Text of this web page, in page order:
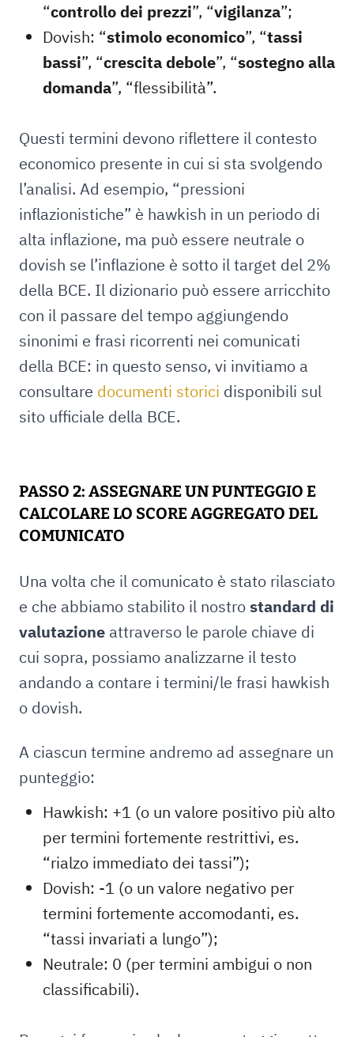
“controllo dei prezzi”, “vigilanza”;
Dovish: “stimolo economico”, “tassi
bassi”, “crescita debole”, “sostegno alla
domanda”, “flessibilità”.
Questi termini devono riflettere il contesto
economico presente in cui si sta svolgendo
l’analisi. Ad esempio, “pressioni
inflazionistiche” è hawkish in un periodo di
alta inflazione, ma può essere neutrale o
dovish se l’inflazione è sotto il target del 2%
della BCE. Il dizionario può essere arricchito
con il passare del tempo aggiungendo
sinonimi e frasi ricorrenti nei comunicati
della BCE: in questo senso, vi invitiamo a
consultare documenti storici disponibili sul
sito ufficiale della BCE.
PASSO 2: ASSEGNARE UN PUNTEGGIO E
CALCOLARE LO SCORE AGGREGATO DEL
COMUNICATO
Una volta che il comunicato è stato rilasciato
e che abbiamo stabilito il nostrostandard di
valutazione attraverso le parole chiave di
cui sopra, possiamo analizzarne il testo
andando a contare i termini/le frasi hawkish
o dovish.
A ciascun termine andremo ad assegnare un
punteggio:
Hawkish: +1 (o un valore positivo più alto
per termini fortemente restrittivi, es.
“rialzo immediato dei tassi”);
Dovish: -1 (o un valore negativo per
termini fortemente accomodanti, es.
“tassi invariati a lungo”);
Neutrale: 0 (per termini ambigui o non
classificabili).